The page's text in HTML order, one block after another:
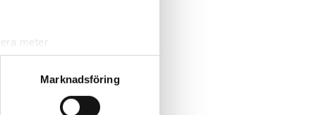
meter
. Du kan ändra
Marknadsföring